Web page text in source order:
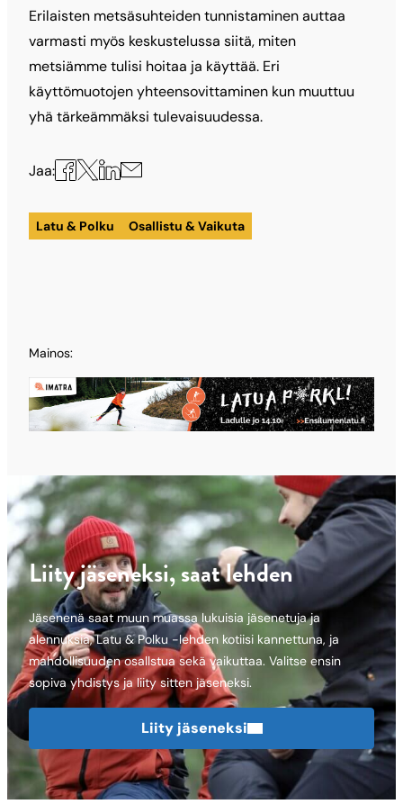
Erilaisten metsäsuhteiden tunnistaminen auttaa
varmasti myös keskustelussa siitä, miten
metsiämme tulisi hoitaa ja käyttää. Eri
käyttömuotojen yhteensovittaminen kun muuttuu
yhä tärkeämmäksi tulevaisuudessa.
Jaa: Jaa
Facebookissa
Jaa
X:ssä
Jaa
LinkedInissä
Jaa
sähköpostilla
Latu & Polku Osallistu & Vaikuta
Mainos:
Liity jäseneksi, saat lehden
Jäsenenä saat muun muassa lukuisia jäsenetuja ja
alennuksia, Latu & Polku -lehden kotiisi kannettuna, ja
mahdollisuuden osallstua sekä vaikuttaa. Valitse ensin
sopiva yhdistys ja liity sitten jäseneksi.
Liity jäseneksi